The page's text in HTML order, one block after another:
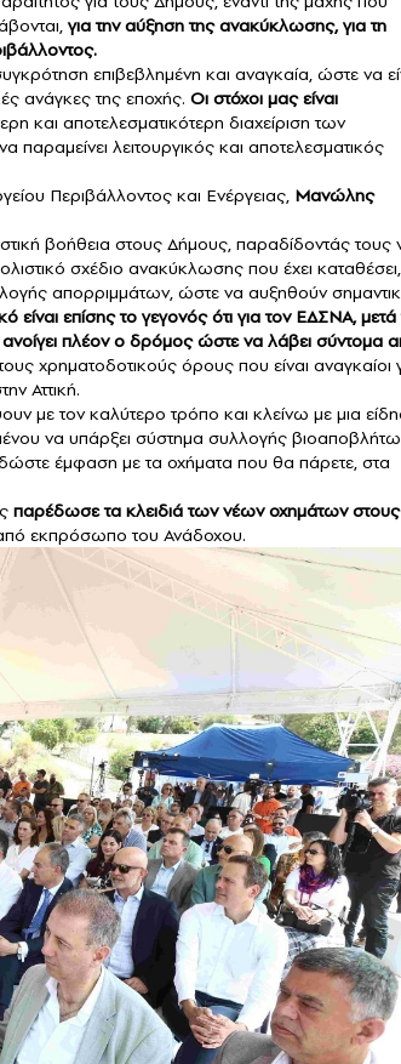
για την αύξηση της ανακύκλωσης, για τη
επιβεβλημένη και αναγκαία, ώστε να
ανάγκες της εποχής. Οι στόχοι μας είναι
και αποτελεσματικότερη διαχείριση των
λειτουργικός και αποτελεσματικός
Περιβάλλοντος και Ενέργειας, Μανώλης
βοήθεια στους Δήμους, παραδίδοντάς τους
σχέδιο ανακύκλωσης που έχει καταθέσει,
απορριμμάτων, ώστε να αυξηθούν
είναι επίσης το γεγονός ότι για τον ΕΔΣΝΑ, μετά
πλέον ο δρόμος ώστε να λάβει σύντομα
χρηματοδοτικούς όρους που είναι αναγκαίοι
Αττική.
με τον καλύτερο τρόπο και κλείνω με μια
να υπάρξει σύστημα συλλογής
έμφαση με τα οχήματα που θα πάρετε, στα
παρέδωσε τα κλειδιά των νέων οχημάτων στους
εκπρόσωπο του Ανάδοχου.